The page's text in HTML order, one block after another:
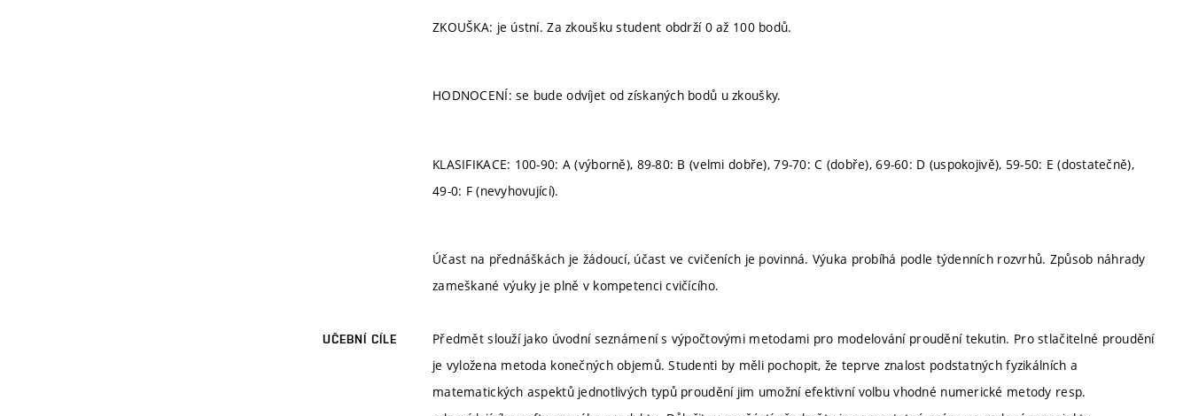
ZKOUŠKA: je ústní. Za zkoušku student obdrží 0 až 100 bodů.
HODNOCENÍ: se bude odvíjet od získaných bodů u zkoušky.
KLASIFIKACE: 100-90: A (výborně), 89-80: B (velmi dobře), 79-70: C (dobře), 69-60: D (uspokojivě), 59-50: E (dostatečně),
49-0: F (nevyhovující).
Účast na přednáškách je žádoucí, účast ve cvičeních je povinná. Výuka probíhá podle týdenních rozvrhů. Způsob náhrady
zameškané výuky je plně v kompetenci cvičícího.
UČEBNÍ CÍLE
Předmět slouží jako úvodní seznámení s výpočtovými metodami pro modelování proudění tekutin. Pro stlačitelné proudění
je vyložena metoda konečných objemů. Studenti by měli pochopit, že teprve znalost podstatných fyzikálních a
matematických aspektů jednotlivých typů proudění jim umožní efektivní volbu vhodné numerické metody resp.